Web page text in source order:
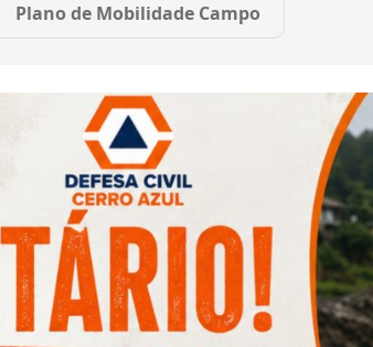
Plano de Mobilidade Campo